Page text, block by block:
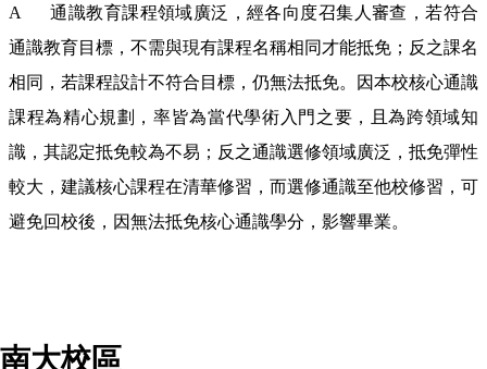
A 通識教育課程領域廣泛，經各向度召集人審查，若符合
通識教育目標，不需與現有課程名稱相同才能抵免；反之課名
相同，若課程設計不符合目標，仍無法抵免。因本校核心通識
課程為精心規劃，率皆為當代學術入門之要，且為跨領域知
識，其認定抵免較為不易；反之通識選修領域廣泛，抵免彈性
較大，建議核心課程在清華修習，而選修通識至他校修習，可
避免回校後，因無法抵免核心通識學分，影響畢業。
南大校區